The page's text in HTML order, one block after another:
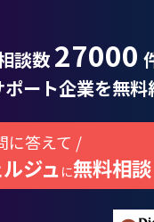
談数 27000
ポート企業を無料
に答えて /
ジュ に無料相談